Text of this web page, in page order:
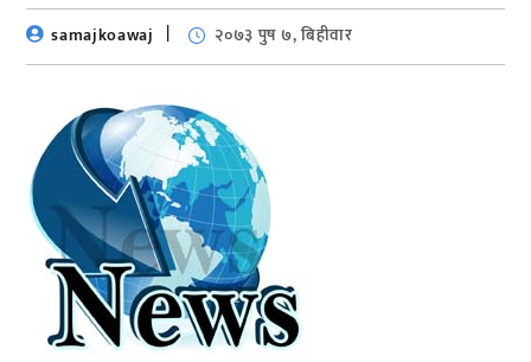
samajkoawaj
२०७३ पुष ७, बिहीवार